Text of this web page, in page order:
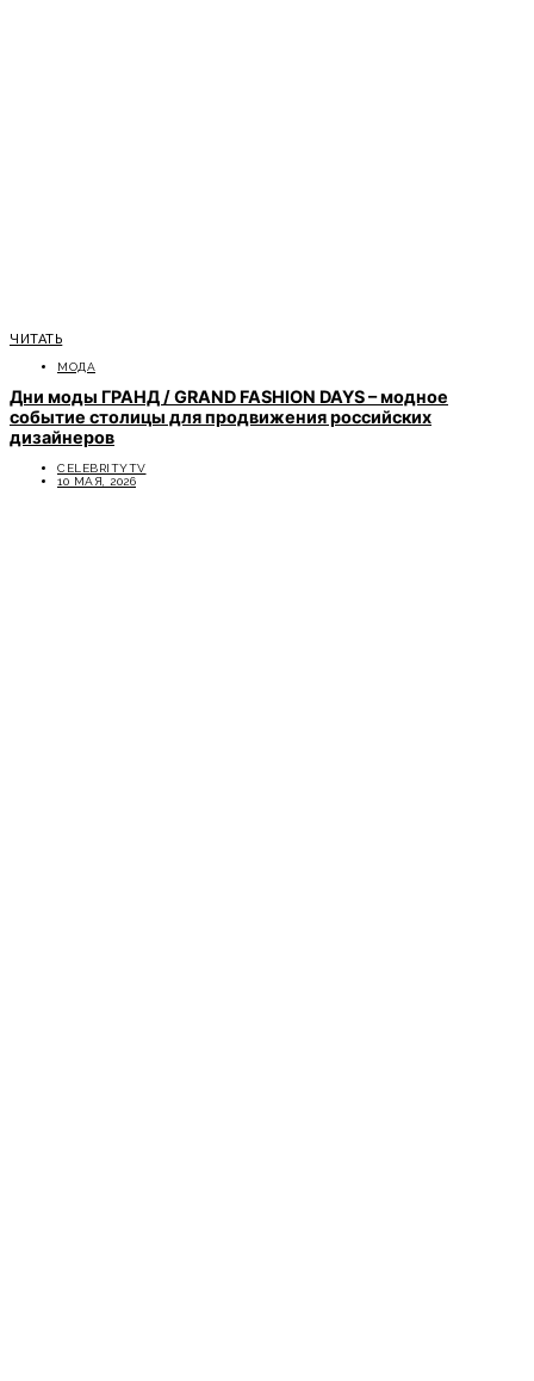
ЧИТАТЬ
МОДА
Дни моды ГРАНД / GRAND FASHION DAYS – модное
событие столицы для продвижения российских
дизайнеров
CELEBRITYTV
10 МАЯ, 2026